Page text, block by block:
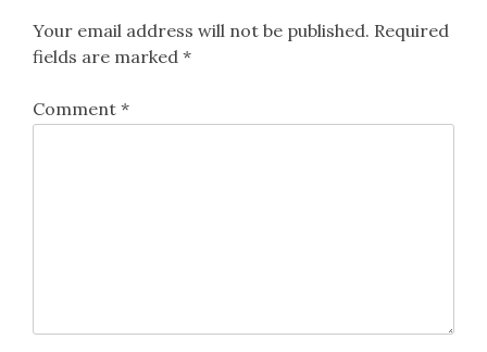
Your email address will not be published. Required
fields are marked *
Comment *